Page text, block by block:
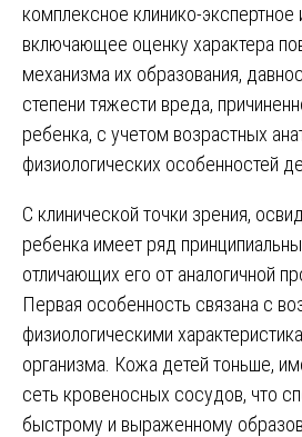
комплексное клинико-экспертное
включающее оценку характера
механизма их образования,
степени тяжести вреда,
ребенка, с учетом возрастных
физиологических особенностей
С клинической точки зрения,
ребенка имеет ряд
отличающих его от аналогичной
Первая особенность связана с
физиологическими
организма. Кожа детей тоньше,
сеть кровеносных сосудов, что
быстрому и выраженному